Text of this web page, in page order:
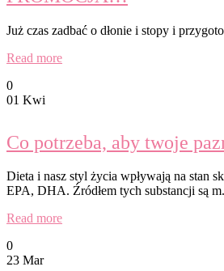
Już czas zadbać o dłonie i stopy i
Read more
0
01 Kwi
Co potrzeba, aby twoje
Dieta i nasz styl życia wpływają na stan
EPA, DHA. Źródłem tych substancji są
Read more
0
23 Mar